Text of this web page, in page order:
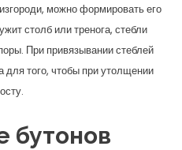
можно формировать его
столб или тренога, стебли
При привязывании стеблей
для того, чтобы при утолщении